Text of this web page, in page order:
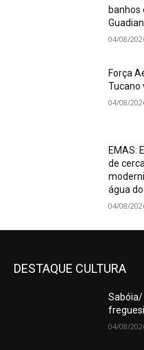
banhos
04/08/
Força
Tucano
04/08/
EMAS:
de
água
04/08/
DESTAQUE CULTURA
Sabóia/
04/08/